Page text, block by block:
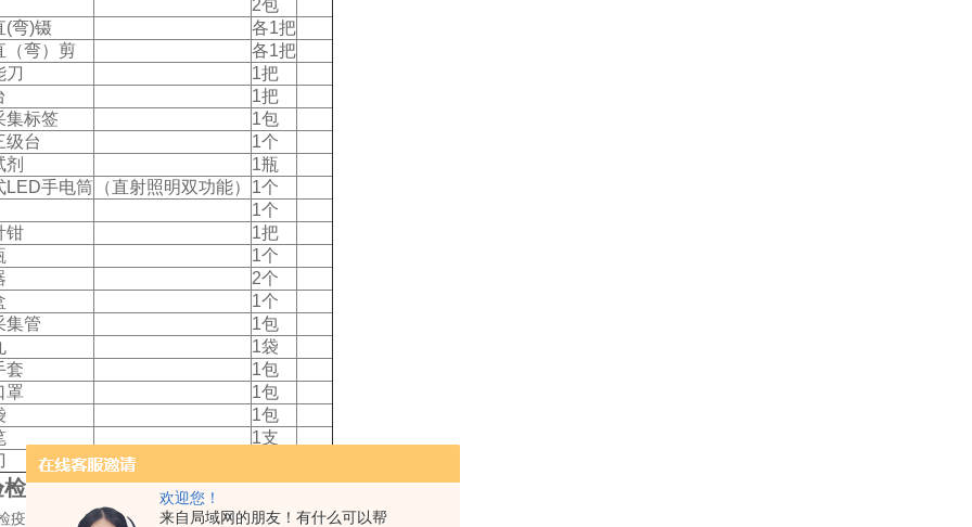
欢迎您！
来自局域网的朋友！有什么可以帮
2包
(弯)镊
各1把
（弯）剪
各1把
刀
1把
1把
集标签
1包
级台
1个
剂
1瓶
LED手电筒 （直射照明双功能）
1个
1个
钳
1把
1个
2个
1个
集管
1包
1袋
套
1包
罩
1包
1包
1支
疫箱